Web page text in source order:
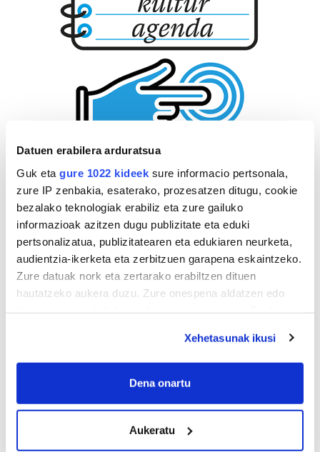
Datuen erabilera arduratsua
Guk eta gure 1022 kideek sure informacio pertsonala,
zure IP zenbakia, esaterako, prozesatzen ditugu, cookie
bezalako teknologiak erabiliz eta zure gailuko
informazioak azitzen dugu publizitate eta eduki
pertsonalizatua, publizitatearen eta edukiaren neurketa,
audientzia-ikerketa eta zerbitzuen garapena eskaintzeko.
Zure datuak nork eta zertarako erabiltzen dituen
hautatzeko aukera duzu. Zure onespena aldatzen edo
If you allow, we would also like to:
Collect information about your geographical
meters
Identify your device by actively scanning it for
specific characteristics (fingerprinting)
Xehetasunak ikusi
Dena onartu
Aukeratu
AGENDA